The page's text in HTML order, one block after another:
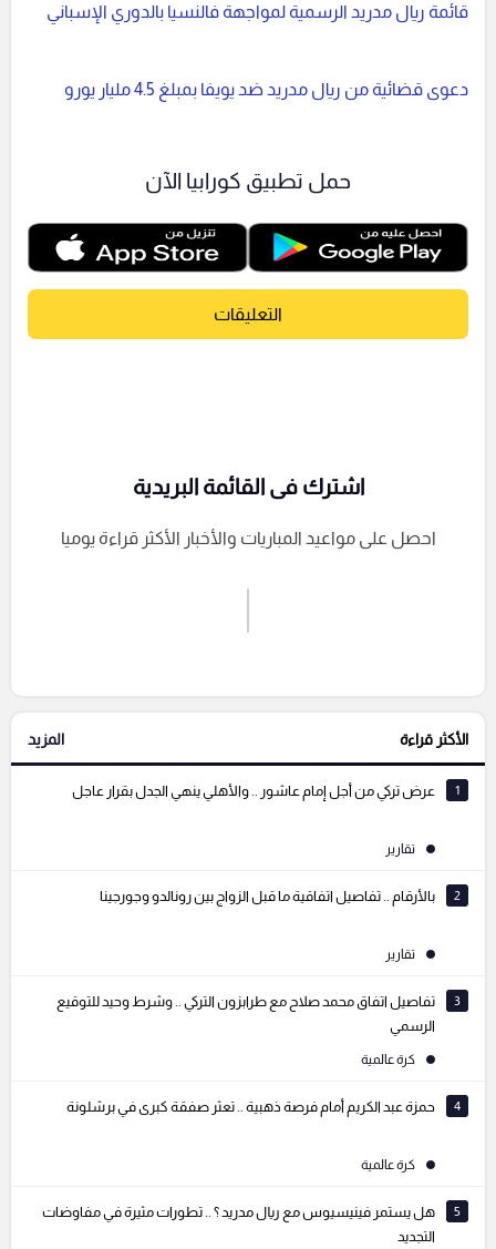
قائمة ريال مدريد الرسمية لمواجهة فالنسيا بالدوري الإسباني
دعوى قضائية من ريال مدريد ضد يويفا بمبلغ 4.5 مليار يورو
حمل تطبيق كورابيا الآن
التعليقات
إرسال تعليق
التعليقات السابقة
اشترك فى القائمة البريدية
احصل على مواعيد المباريات والأخبار الأكثر قراءة يوميا
الأكثر قراءة المزيد
1 عرض تركي من أجل إمام عاشور .. والأهلي ينهي الجدل بقرار عاجل
تقارير
2 بالأرقام .. تفاصيل اتفاقية ما قبل الزواج بين رونالدو وجورجينا
تقارير
3
تفاصيل اتفاق محمد صلاح مع طرابزون التركي .. وشرط وحيد للتوقيع
الرسمي
كرة عالمية
4 حمزة عبد الكريم أمام فرصة ذهبية .. تعثر صفقة كبرى في برشلونة
كرة عالمية
5
هل يستمر فينيسيوس مع ريال مدريد ؟ .. تطورات مثيرة في مفاوضات
التجديد